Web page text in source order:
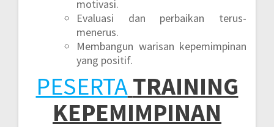
motivasi.
Evaluasi dan perbaikan terus-
menerus.
Membangun warisan kepemimpinan
yang positif.
PESERTATRAINING
KEPEMIMPINAN